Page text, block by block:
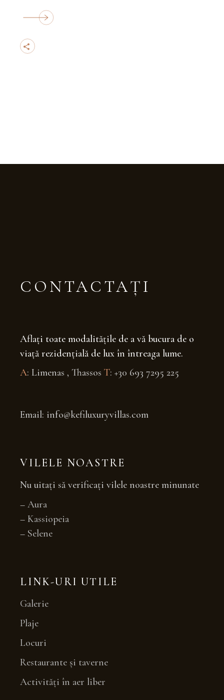
CONTACTAȚI
Aflați toate modalitățile de a vă bucura de o
viață rezidențială de lux în întreaga lume.
A: Limenas , ThassosT: +30 693 7295 225
Email: info@kefiluxuryvillas.com
VILELE NOASTRE
Nu uitați să verificați vilele noastre minunate
–Aura
–Kassiopeia
– Selene
LINK-URI UTILE
Galerie
Plaje
Locuri
Restaurante și taverne
Activități în aer liber